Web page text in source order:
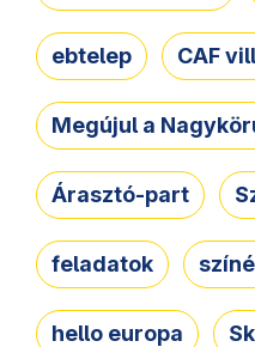
ebtelep CAF
Megújul a
Árasztó-part
feladatok
hello europa